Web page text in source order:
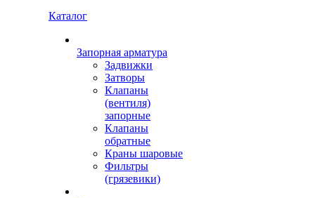
Каталог
Запорная арматура
Задвижки
Затворы
Клапаны
(вентиля)
запорные
Клапаны
обратные
Краны шаровые
Фильтры
(грязевики)